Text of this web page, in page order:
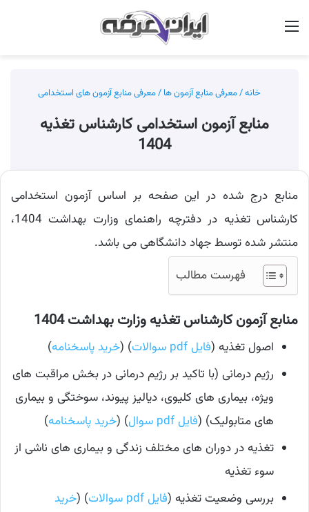
خانه/معرفی منابع آزمون ها /معرفی منابع آزمون های استخدامی
منابع آزمون استخدامی کارشناس تغذیه
1404
منابع درج شده در این صفحه بر اساس آزمون استخدامی
کارشناس تغذیه در دفترچه راهنمای وزارت بهداشت 1404،
منتشر شده توسط جهاد دانشگاهی می باشد.
فهرست مطالب
منابع آزمون کارشناس تغذیه وزارت بهداشت 1404
اصول تغذیه (فایل pdf سوالات ) (خرید پاسخنامه)
رژیم درمانی (با تاکید بر رژیم درمانی در بخش مراقبت های
ویژه، بیماری های کلیوی، دیالیز پیوند، سوختگی و بیماری
های متابولیک) (فایل pdf سوال ) (خرید پاسخنامه)
تغذیه در دوران های مختلف زندگی و بیماری های ناشی از
سوء تغذیه
بررسی وضعیت تغذیه (فایل pdf سوالات ) (خرید